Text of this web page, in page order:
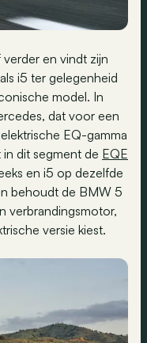
en vindt zijn
i5 ter gelegenheid
model. In
dat voor een
EQ-gamma
dit segment de EQE
en i5 op dezelfde
behoudt de BMW 5
verbrandingsmotor,
versie kiest.